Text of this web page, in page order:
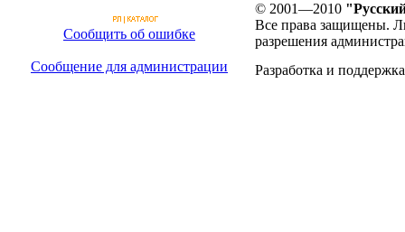
Сообщить об ошибке
Сообщение для администрации
© 2001—2010
Все права защищены.
разрешения
Разработка и